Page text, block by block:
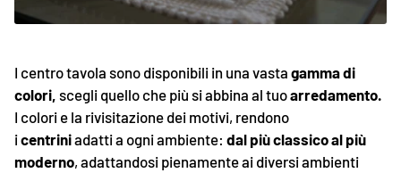
I centro tavola sono disponibili in una vasta gamma di
colori, scegli quello che più si abbina al tuoarredamento.
I colori e la rivisitazione dei motivi, rendono
icentriniadatti a ogni ambiente: dal più classico al più
moderno, adattandosi pienamente ai diversi ambienti